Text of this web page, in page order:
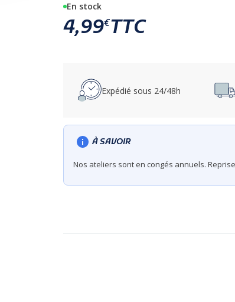
En stock
4,99€TTC
Expédié sous 24/48h
À SAVOIR
Nos ateliers sont en congés annuels.